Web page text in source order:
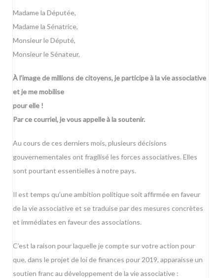
Madame la Députée,
Madame la Sénatrice,
Monsieur le Député,
Monsieur le Sénateur,
À l’image de millions de citoyens, je participe à la vie associative
et je me mobilise
pour elle !
Par ce courriel, je vous appelle à la soutenir.
Au cours de ces derniers mois, plusieurs décisions
gouvernementales ont fragilisé les forces associatives. Elles
sont pourtant essentielles à notre pays.
Il est temps qu’une ambition politique soit affirmée en faveur
de la vie associative et se traduise par des mesures concrètes
et immédiates en faveur des associations.
C’est la raison pour laquelle je compte sur votre action pour
que, dans le projet de loi de finances pour 2019, apparaisse un
soutien franc au développement de la vie associative :